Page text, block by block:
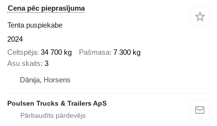
Cena pēc pieprasījuma
Tenta puspiekabe
2024
Celtspēja 34 700 kg Pašmasa 7 300 kg
Asu skaits 3
Dānija, Horsens
Poulsen Trucks & Trailers ApS